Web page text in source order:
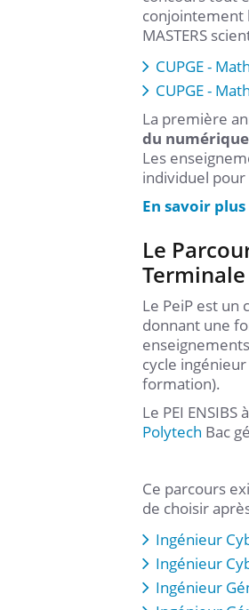
conjointement
MASTERS
CUPGE -
CUPGE -
La première
du numérique
Les
individuel pour
En savoir plus
Le
Le PeiP est un
donnant une
cycle
formation).
Le PEI
Polytech Bac
Ce parcours
de choisir
Ingénieur
Ingénieur
Ingénieur